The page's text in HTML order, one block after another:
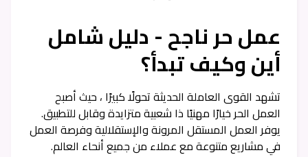
عمل حر ناجح - دليل شامل
أين وكيف تبدأ؟
تشهد القوى العاملة الحديثة تحولًا كبيرًا ، حيث أصبح
العمل الحر خيارًا مهنيًا ذا شعبية متزايدة وقابل للتطبيق.
يوفر العمل المستقل المرونة والإستقلالية وفرصة العمل
في مشاريع متنوعة مع عملاء من جميع أنحاء العالم.